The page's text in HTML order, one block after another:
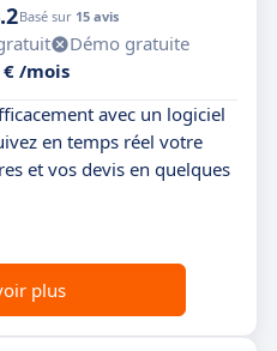
Basé sur 15 avis
Démo gratuite
€ /mois
avec un logiciel
en temps réel votre
et vos devis en quelques
plus